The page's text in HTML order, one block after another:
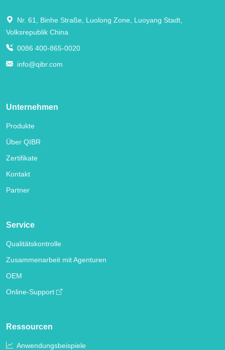
Nr. 61, Binhe Straße, Luolong Zone, Luoyang Stadt,
Volksrepublik China
0086 400-865-0020
info@qibr.com
Unternehmen
Produkte
Über QIBR
Zertifikate
Kontakt
Partner
Service
Qualitätskontrolle
Zusammenarbeit mit Agenturen
OEM
Online-Support
Ressourcen
Anwendungsbeispiele